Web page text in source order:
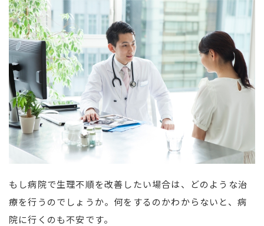
もし病院で生理不順を改善したい場合は、どのような治
療を行うのでしょうか。何をするのかわからないと、病
院に行くのも不安です。